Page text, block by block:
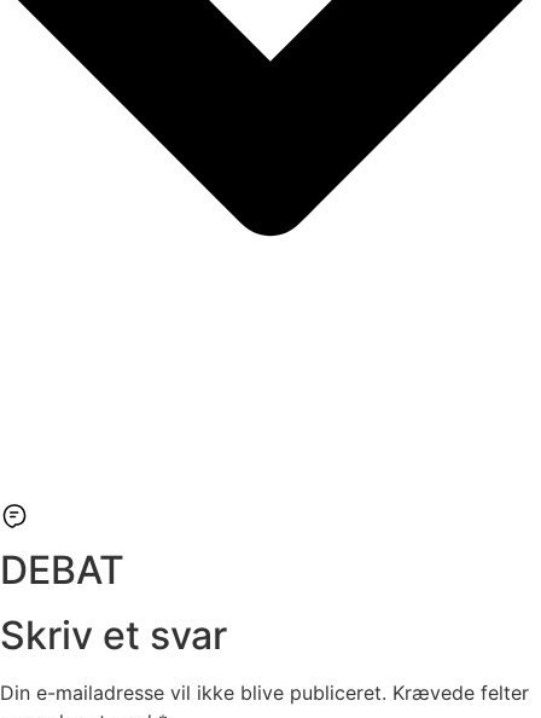
DEBAT
Skriv et svar
Din e-mailadresse vil ikke blive publiceret. Krævede felter